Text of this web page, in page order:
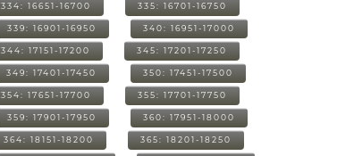
334: 16651-16700 335: 16701-16750
339: 16901-16950 340: 16951-17000
344: 17151-17200 345: 17201-17250
349: 17401-17450 350: 17451-17500
354: 17651-17700 355: 17701-17750
359: 17901-17950 360: 17951-18000
364: 18151-18200 365: 18201-18250